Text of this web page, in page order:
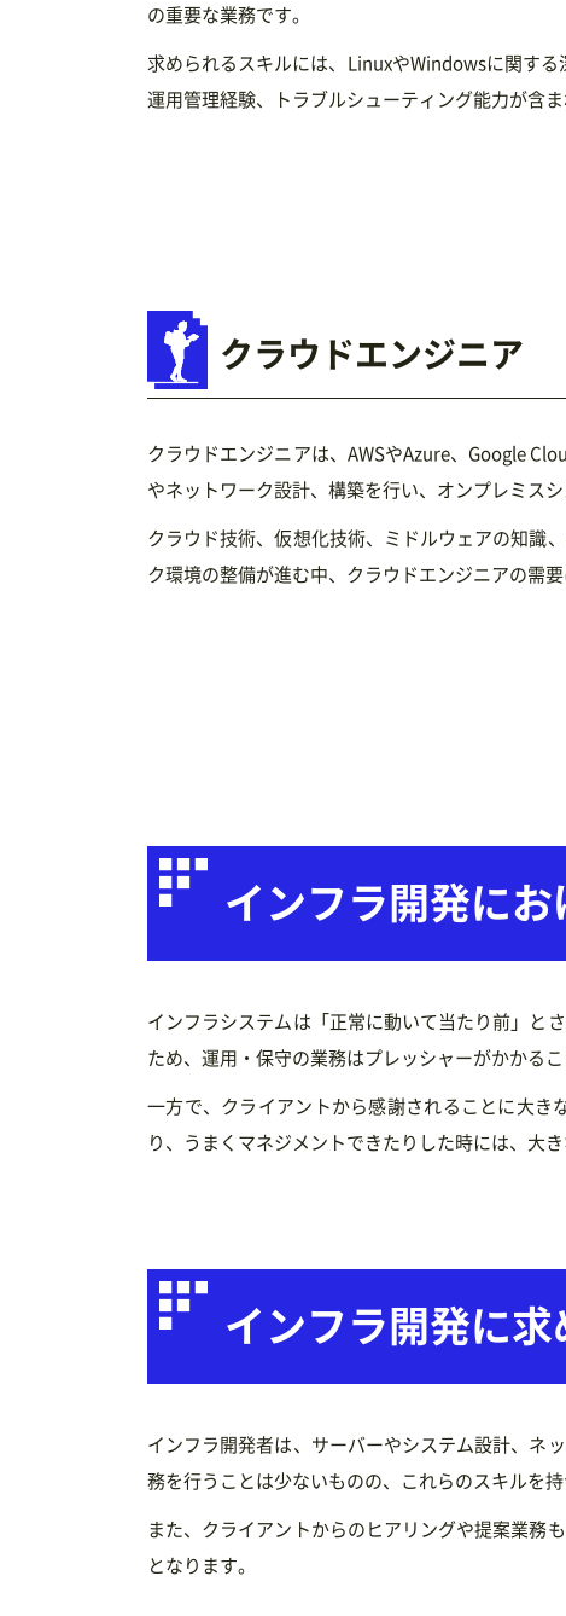
の重要な業務です。
求められるスキルには、LinuxやWindowsに関す
運用管理経験、トラブルシューティング能力が含ま
クラウドエンジニア
クラウドエンジニアは、AWSやAzure、Google
やネットワーク設計、構築を行い、オンプレミス
クラウド技術、仮想化技術、ミドルウェアの知識
ク環境の整備が進む中、クラウドエンジニアの需
インフラ開発にお
インフラシステムは「正常に動いて当たり前」と
ため、運用・保守の業務はプレッシャーがかかる
一方で、クライアントから感謝されることに大
り、うまくマネジメントできたりした時には、大
インフラ開発に求
インフラ開発者は、サーバーやシステム設計、ネ
務を行うことは少ないものの、これらのスキルを
また、クライアントからのヒアリングや提案業務
となります。